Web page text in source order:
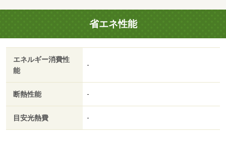
省エネ性能
エネルギー消費性
能
-
断熱性能 -
目安光熱費 -